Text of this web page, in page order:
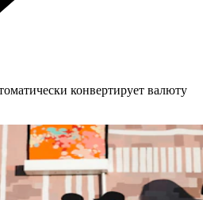
конвертирует валюту